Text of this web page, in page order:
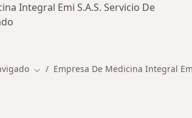
Integral Emi S.A.S. Servicio De
de ciudadCambiar de ciudad
Empresa De Medicina Integral